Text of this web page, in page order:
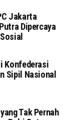
Jakarta
Dipercaya
Konfederasi
Sipil Nasional
Tak Pernah